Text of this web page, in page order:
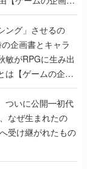
ング」させるの
企画書とキャラ
敏がRPGに生み出
は【ゲームの企画
ついに公開━初代
なぜ生まれたの
受け継がれたもの